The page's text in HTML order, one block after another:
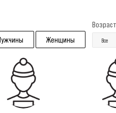
Женщины Все